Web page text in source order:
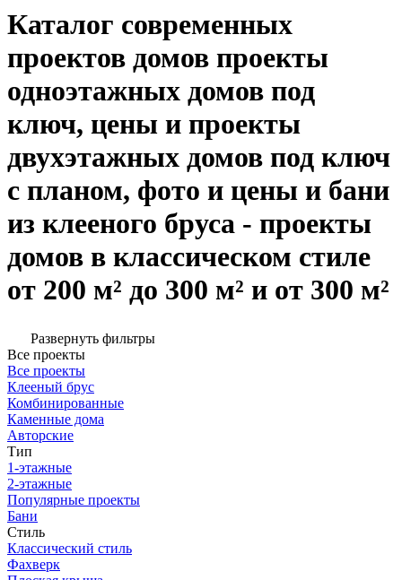
Каталог современных
проектов домов проекты
одноэтажных домов под
ключ, цены и проекты
двухэтажных домов под ключ
с планом, фото и цены и бани
из клееного бруса - проекты
домов в классическом стиле
от 200 м² до 300 м² и от 300 м²
Развернуть фильтры
Все проекты
Все проекты
Клееный брус
Комбинированные
Каменные дома
Авторские
Тип
1-этажные
2-этажные
Популярные проекты
Бани
Стиль
Классический стиль
Фахверк